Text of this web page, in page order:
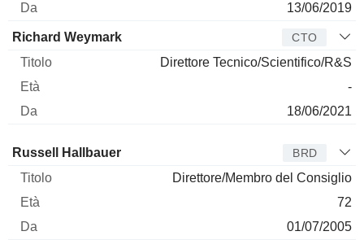
13/06/2019
Richard Weymark CTO
Direttore Tecnico/Scientifico/R&S
-
18/06/2021
Amministratore Titolo
Russell Hallbauer BRD
Direttore/Membro del Consiglio
72
01/07/2005